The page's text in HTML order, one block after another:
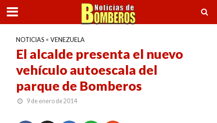
NOTICIAS • VENEZUELA
El alcalde presenta el nuevo
vehículo autoescala del
parque de Bomberos
9 de enero de 2014